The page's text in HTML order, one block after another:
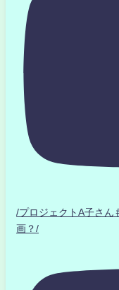
/プロジェクトA子さ
画？/